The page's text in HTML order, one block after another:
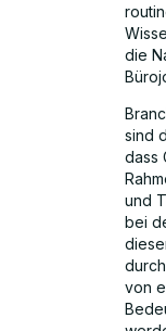
die
sind
dass
und
bei
von